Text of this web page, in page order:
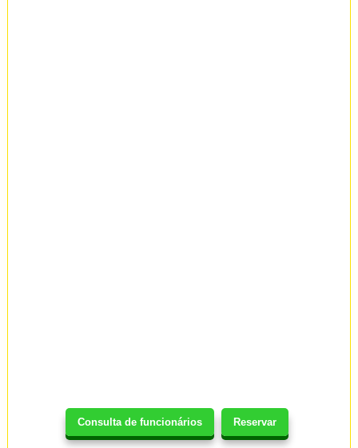
Consulta de funcionários Reservar